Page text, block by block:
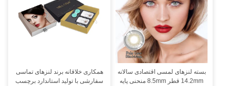
بسته لنزهای لمسی اقتصادی سالانه
14.2mm قطر 8.5mm منحنی پایه
همکاری خلاقانه برند لنزهای تماسی
سفارشی با تولید استاندارد برچسب